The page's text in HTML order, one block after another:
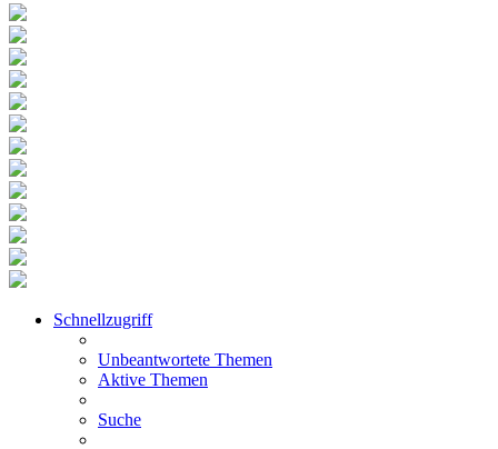
Schnellzugriff
Unbeantwortete Themen
Aktive Themen
Suche